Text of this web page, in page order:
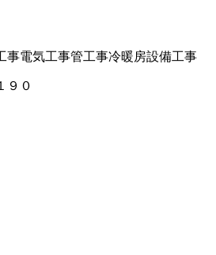
事電気工事管工事冷暖房設備工事
９０